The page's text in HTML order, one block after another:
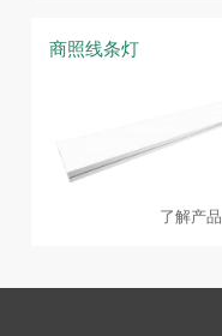
商照线条灯
了解产品